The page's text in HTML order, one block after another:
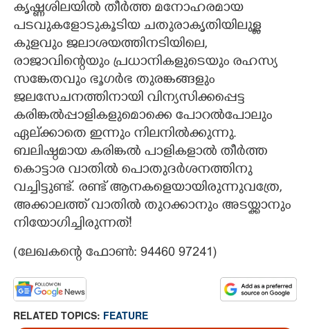
കൃഷ്ണശിലയിൽ തീർത്ത മനോഹരമായ
പടവുകളോടുകൂടിയ ചതുരാകൃതിയിലുള്ള
കുളവും ജലാശയത്തിനടിയിലെ,​
രാജാവിന്റെയും പ്രധാനികളുടെയും രഹസ്യ
സങ്കേതവും ഭൂഗർഭ തുരങ്കങ്ങളും
ജലസേചനത്തിനായി വിന്യസിക്കപ്പെട്ട
കരിങ്കൽപ്പാളികളുമൊക്കെ പോറൽപോലും
ഏല്ക്കാതെ ഇന്നും നിലനിൽക്കുന്നു.
ബലിഷ്ഠമായ കരിങ്കൽ പാളികളാൽ തീർത്ത
കൊട്ടാര വാതിൽ പൊതുദർശനത്തിനു
വച്ചിട്ടുണ്ട്. രണ്ട് ആനകളെയായിരുന്നുവത്രേ,​
അക്കാലത്ത് വാതിൽ തുറക്കാനും അടയ്ക്കാനും
നിയോഗിച്ചിരുന്നത്!
(ലേഖകന്റെ ഫോൺ: 94460 97241)​
RELATED TOPICS: FEATURE